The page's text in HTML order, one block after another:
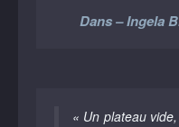
Dans – Ingela
« Un plateau